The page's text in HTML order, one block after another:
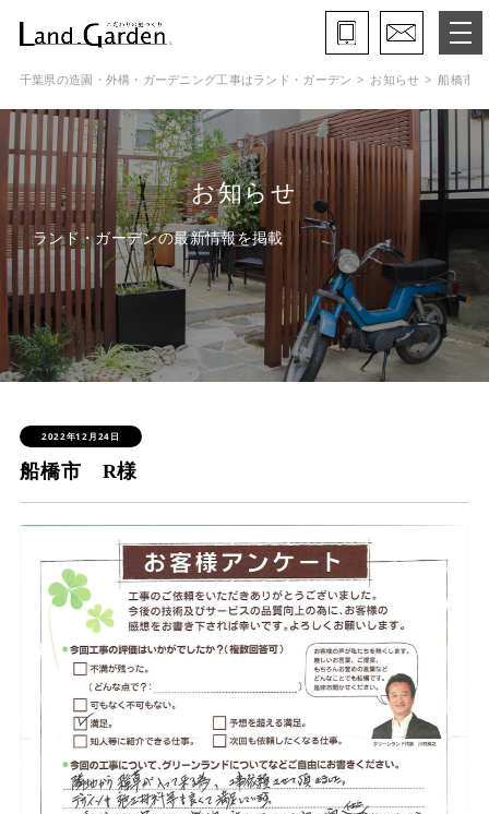
ランド・ガーデンとは
モデルガーデン
施工事例
保証と約束・ご理解いただきたい事
施工の流れ
よくある質問
会社概要
スタッフ紹介
プライバシーポリシー
サイトマップ
採用情報
千葉県の造園・外構・ガーデニング工事はランド・ガーデン お知らせ 船橋市
お知らせ
ランド・ガーデンの最新情報を掲載
2022年12月24日
船橋市 R様